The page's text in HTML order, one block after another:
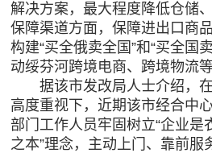
解决方案，最大程度降低仓储
保障渠道方面，保障进出口商
构建“买全俄卖全国”和“买全国
动绥芬河跨境电商、跨境物流
据该市发改局人士介绍，
高度重视下，近期该市经合中
部门工作人员牢固树立“企业是
之本”理念，主动上门、靠前服